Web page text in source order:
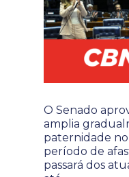
O Senado
amplia
paternidade no
período de
passará dos